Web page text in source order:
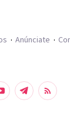
Anúnciate